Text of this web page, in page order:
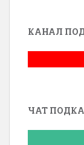
КАНАЛ
ЧАТ